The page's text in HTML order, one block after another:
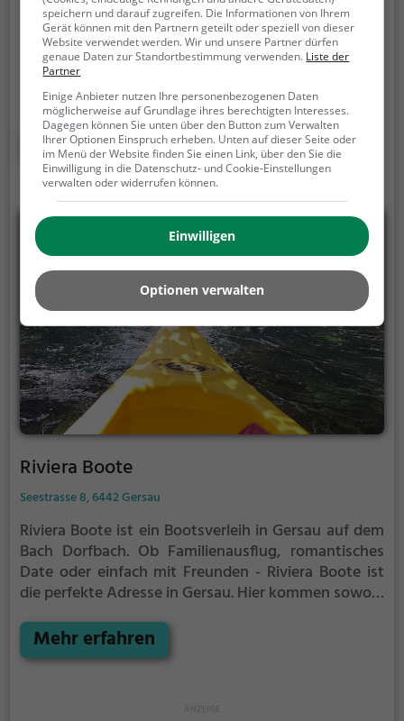
Engstlensee Bootsverleih ist ein Bootsverleih in
Innertkirchen auf dem Gewässer Engstlensee.
Familienausflug, romantisches Date oder einfach mit
Freunden - Engstlensee Bootsverleih ist die perfekte
Adresse in Innertkirchen. Hier kommen sowohl
Naturfreunde als auch Sportbegeisterte und echte
Wasserratten auf ihre Kosten.
Mehr erfahren
Riviera Boote
Seestrasse 8, 6442 Gersau
Riviera Boote ist ein Bootsverleih in Gersau auf dem
Bach Dorfbach. Ob Familienausflug, romantisches
Date oder einfach mit Freunden - Riviera Boote ist
die perfekte Adresse in Gersau. Hier kommen sowohl
Wasserratten auf ihre Kosten.
Mehr erfahren
speichern und darauf zugreifen. Die Informationen von Ihrem
Gerät können mit den Partnern geteilt oder speziell von dieser
Website verwendet werden. Wir und unsere Partner dürfen
genaue Daten zur Standortbestimmung verwenden. Liste der
Partner
Einige Anbieter nutzen Ihre personenbezogenen Daten
möglicherweise auf Grundlage ihres berechtigten Interesses.
Dagegen können Sie unten über den Button zum Verwalten
Ihrer Optionen Einspruch erheben. Unten auf dieser Seite oder
im Menü der Website finden Sie einen Link, über den Sie die
Einwilligung in die Datenschutz- und Cookie-Einstellungen
verwalten oder widerrufen können.
Einwilligen
Optionen verwalten